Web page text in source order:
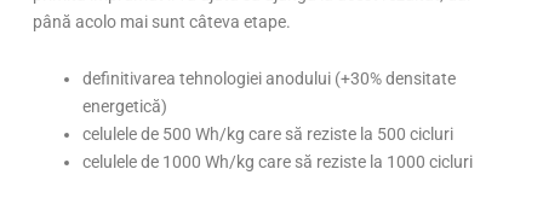
până acolo mai sunt câteva etape.
definitivarea tehnologiei anodului (+30% densitate
energetică)
celulele de 500 Wh/kg care să reziste la 500 cicluri
celulele de 1000 Wh/kg care să reziste la 1000 cicluri